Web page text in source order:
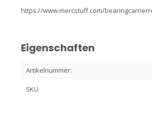
https://www.mercstuff.com/
Eigenschaften
Artikelnummer:
SKU